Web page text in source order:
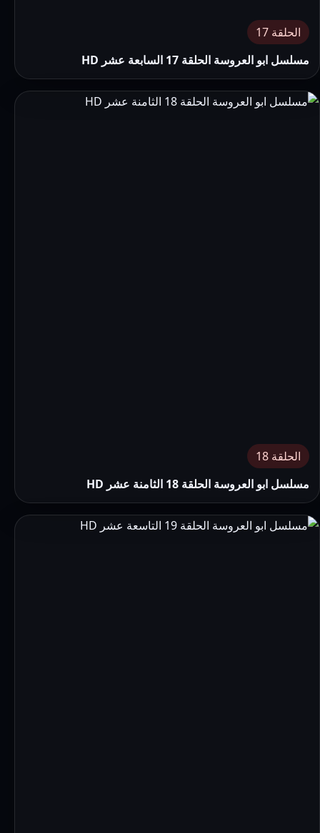
الحلقة 17
مسلسل ابو العروسة الحلقة 17 السابعة عشر HD
الحلقة 18
مسلسل ابو العروسة الحلقة 18 الثامنة عشر HD